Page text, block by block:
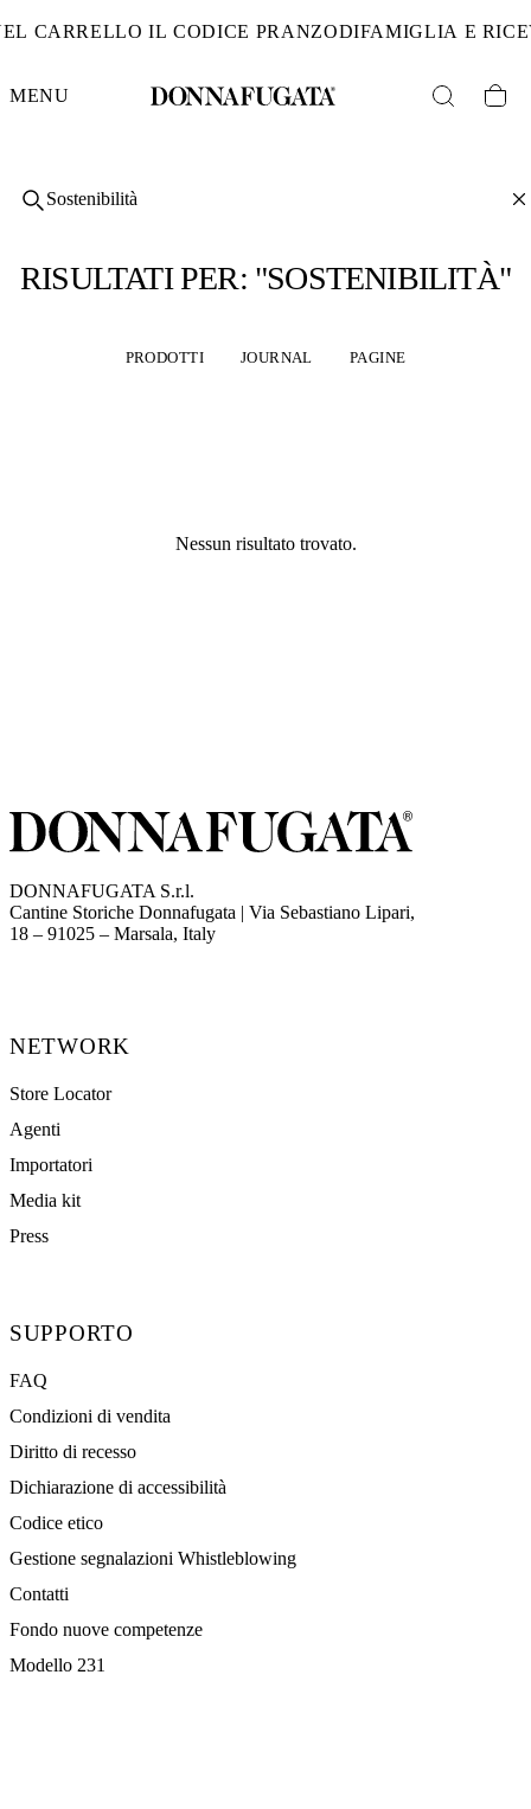
DAL 6 AL 19
MENU
RISULTATI PER: "SOSTENIBILITÀ"
PRODOTTI JOURNAL PAGINE
Nessun risultato trovato.
DONNAFUGATA S.r.l.
Cantine Storiche Donnafugata | Via Sebastiano Lipari,
18 – 91025 – Marsala, Italy(opens in new tab)
NETWORK
Store Locator
Agenti
Importatori
Media kit
Press
SUPPORTO
FAQ
Condizioni di vendita
Diritto di recesso
Dichiarazione di accessibilità
Codice etico
Gestione segnalazioni Whistleblowing
Contatti
Fondo nuove competenze
Modello 231